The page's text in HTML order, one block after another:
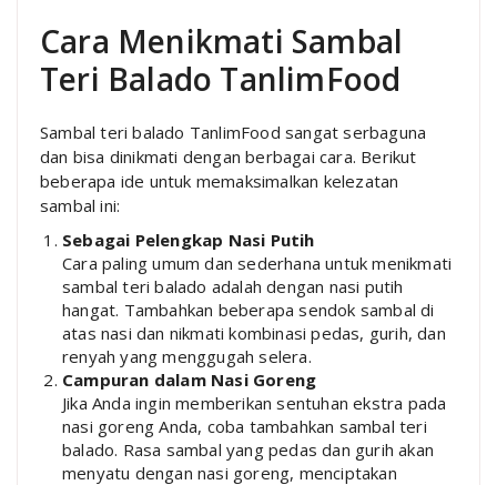
Cara Menikmati Sambal
Teri Balado TanlimFood
Sambal teri balado TanlimFood sangat serbaguna
dan bisa dinikmati dengan berbagai cara. Berikut
beberapa ide untuk memaksimalkan kelezatan
sambal ini:
Sebagai Pelengkap Nasi Putih
Cara paling umum dan sederhana untuk menikmati
sambal teri balado adalah dengan nasi putih
hangat. Tambahkan beberapa sendok sambal di
atas nasi dan nikmati kombinasi pedas, gurih, dan
renyah yang menggugah selera.
Campuran dalam Nasi Goreng
Jika Anda ingin memberikan sentuhan ekstra pada
nasi goreng Anda, coba tambahkan sambal teri
balado. Rasa sambal yang pedas dan gurih akan
menyatu dengan nasi goreng, menciptakan